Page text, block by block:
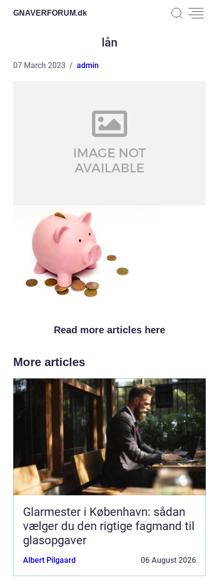
GNAVERFORUM.dk
lån
07 March 2023 admin
Read more articles here
More articles
Glarmester i København: sådan
vælger du den rigtige fagmand til
glasopgaver
Albert Pilgaard 06 August 2026